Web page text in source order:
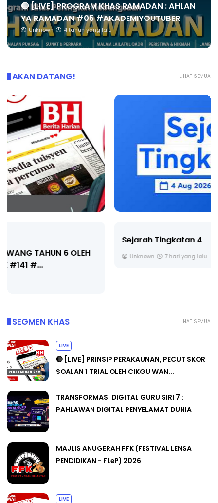
🔴 [LIVE] PROGRAM KHAS RAMADAN : AHLAN
YA RAMADAN #05 #AKADEMIYOUTUBER
Unknown 4 tahun yang lalu
LIHAT SEMUA
AKAN DATANG!
Unknown 7 hari yang lalu
LIHAT SEMUA
SEGMEN KHAS
LIVE
🔴 [LIVE] PRINSIP PERAKAUNAN, PECUT SKOR
SOALAN 1 TRIAL OLEH CIKGU WAN...
TRANSFORMASI DIGITAL GURU SIRI 7 :
PAHLAWAN DIGITAL PENYELAMAT DUNIA
MAJLIS ANUGERAH FFK (FESTIVAL LENSA
PENDIDIKAN - FLeP) 2026
LIVE